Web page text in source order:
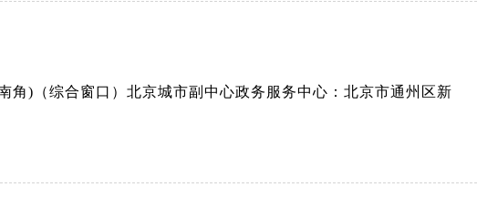
)（综合窗口）北京城市副中心政务服务中心：北京市通州区新